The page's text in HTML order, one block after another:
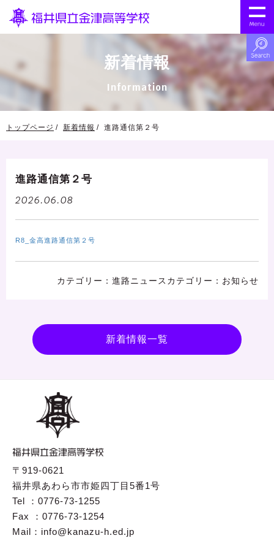
新着情報
Information
トップページ 新着情報 進路通信第２号
進路通信第２号
2026.06.08
R8_金高進路通信第２号
お知らせ
進路ニュース
新着情報一覧
〒919-0621
福井県あわら市市姫四丁目5番1号
Tel ：0776-73-1255
Fax ：0776-73-1254
Mail：info@kanazu-h.ed.jp